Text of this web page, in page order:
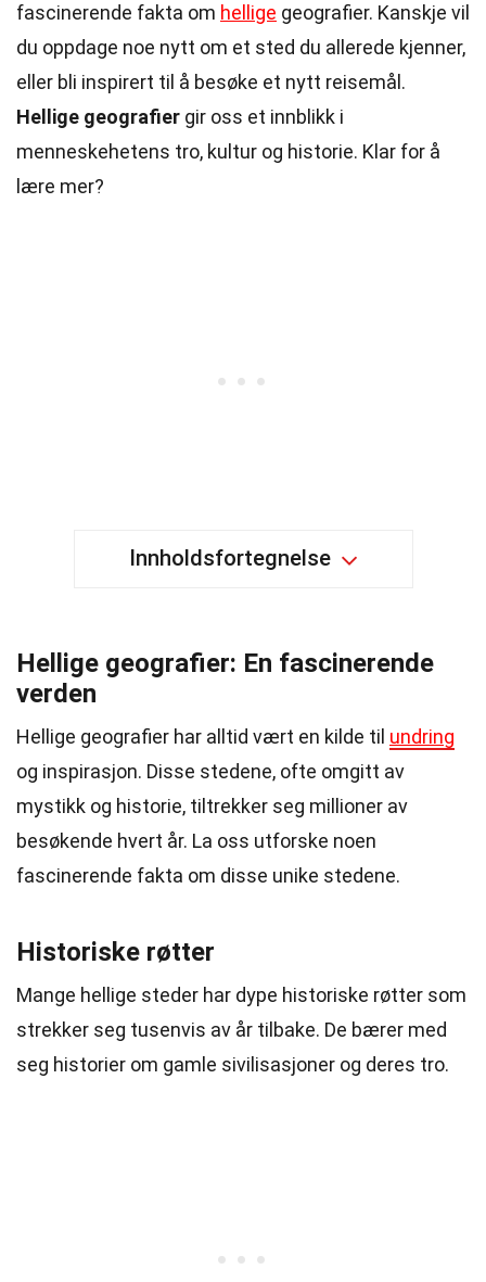
fascinerende fakta om hellige geografier. Kanskje vil
du oppdage noe nytt om et sted du allerede kjenner,
eller bli inspirert til å besøke et nytt reisemål.
Hellige geografier gir oss et innblikk i
menneskehetens tro, kultur og historie. Klar for å
lære mer?
Innholdsfortegnelse
Hellige geografier: En fascinerende
verden
Hellige geografier har alltid vært en kilde til undring
og inspirasjon. Disse stedene, ofte omgitt av
mystikk og historie, tiltrekker seg millioner av
besøkende hvert år. La oss utforske noen
fascinerende fakta om disse unike stedene.
Historiske røtter
Mange hellige steder har dype historiske røtter som
strekker seg tusenvis av år tilbake. De bærer med
seg historier om gamle sivilisasjoner og deres tro.